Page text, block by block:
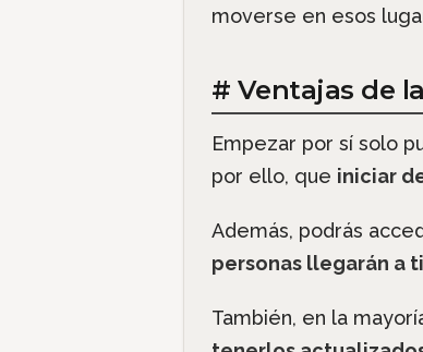
moverse en esos
# Ventajas de
Empezar por sí solo
por ello, que iniciar
Además, podrás
personas llegarán a
También, en la